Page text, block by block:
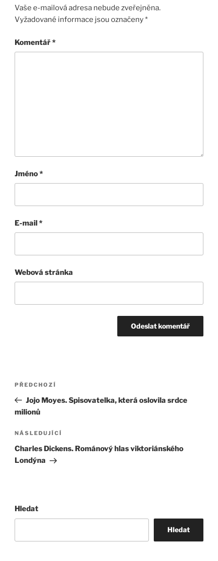
Vaše e-mailová adresa nebude zveřejněna.
Vyžadované informace jsou označeny*
Komentář*
Jméno*
E-mail*
Webová stránka
Navigace
příspěvek
Předchozí
příspěvek
PŘEDCHOZÍ
Jojo Moyes. Spisovatelka, která oslovila srdce
milionů
Následující
příspěvek
NÁSLEDUJÍCÍ
Charles Dickens. Románový hlas viktoriánského
Londýna
Hledat
Hledat